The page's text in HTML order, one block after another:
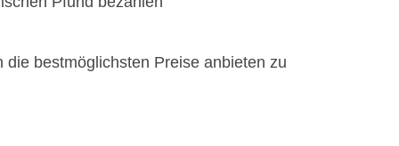
bestmöglichsten Preise anbieten zu